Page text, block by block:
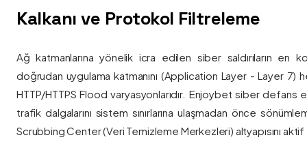
Kalkanı ve Protokol Filtreleme
Ağ katmanlarına yönelik icra edilen siber saldırıların en
doğrudan uygulama katmanını (Application Layer - Layer 7)
HTTP/HTTPS Flood varyasyonlarıdır. Enjoybet siber
trafik dalgalarını sistem sınırlarına ulaşmadan önce
Scrubbing Center (Veri Temizleme Merkezleri) altyapısını